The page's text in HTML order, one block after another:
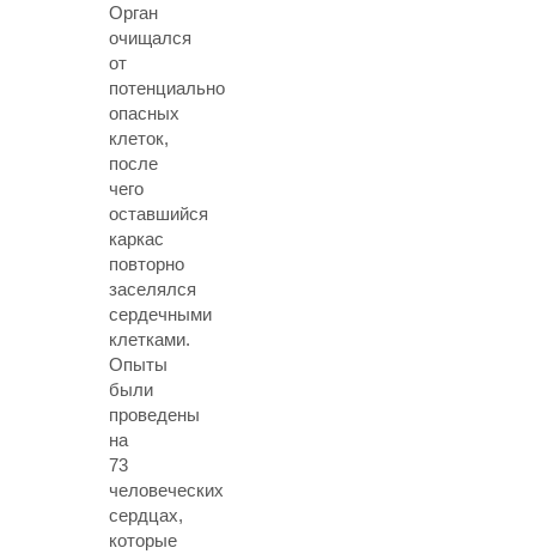
Орган
очищался
от
потенциально
опасных
клеток,
после
чего
оставшийся
каркас
повторно
заселялся
сердечными
клетками.
Опыты
были
проведены
на
73
человеческих
сердцах,
которые